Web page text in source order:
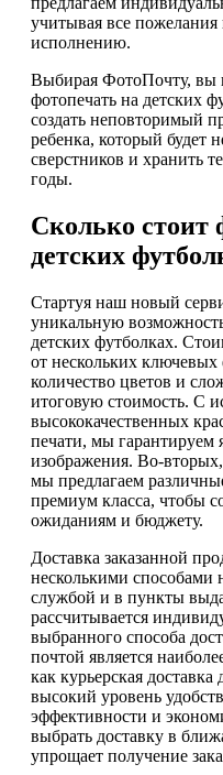
учитывая все
исполнению.
Выбирая ФотоПочту, вы
фотопечать на детских
создать неповторимый
ребенка, который будет
сверстников и хранить
годы.
Сколько стоит
детских
Стартуя наш новый
уникальную
детских футболках.
от нескольких
количество цветов и
итоговую стоимость. С
высококачественных
печати, мы гарантируем
изображения. Во-
мы предлагаем
премиум класса, чтобы
ожиданиям и бюджету.
Доставка заказанной
несколькими способами
службой и в пункты
рассчитывается
выбранного способа
почтой является
как курьерская доставка
высокий уровень
эффективности и
выбрать доставку в
упрощает получение